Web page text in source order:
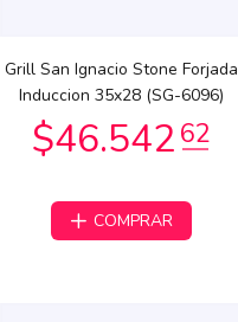
Grill San Ignacio Stone Forjada
Induccion 35x28 (SG-6096)
COMPRAR